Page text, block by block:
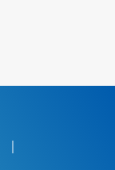
｜